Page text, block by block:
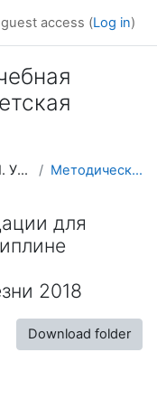
access (Log in)
III. УММ для преподавателей Методические рекомендации для преподавателей по ди...
для
2018
Download folder